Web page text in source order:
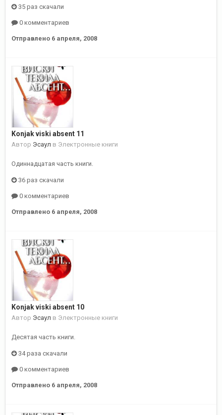
35 раз скачали
0 комментариев
Отправлено 6 апреля, 2008
Konjak viski absent 11
Автор Эсаул в Электронные книги
Одиннадцатая часть книги.
36 раз скачали
0 комментариев
Отправлено 6 апреля, 2008
Konjak viski absent 10
Автор Эсаул в Электронные книги
Десятая часть книги.
34 раза скачали
0 комментариев
Отправлено 6 апреля, 2008